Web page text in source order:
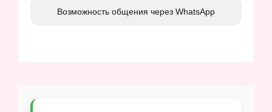
Возможность общения через WhatsApp